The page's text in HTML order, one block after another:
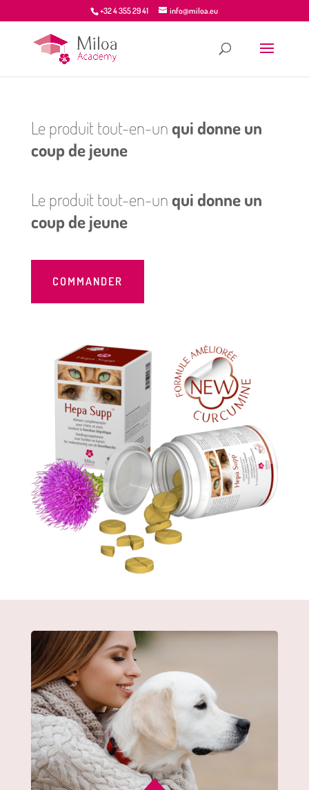
+32 4 355 29 41 info@miloa.eu
Le produit tout-en-unqui donne un
coup de jeune
Le produit tout-en-unqui donne un
coup de jeune
COMMANDER